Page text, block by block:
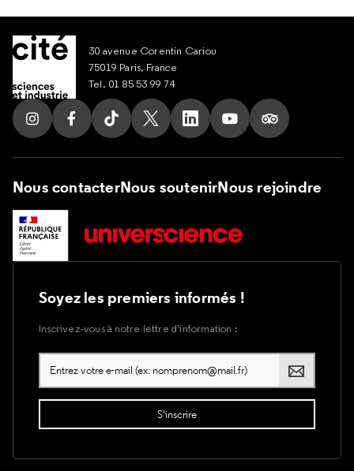
30 avenue Corentin Cariou
75019 Paris, France
Tel. 01 85 53 99 74
Suivez nous sur Instagram
Suivez nous sur Facebook
Suivez nous sur Tik Tok
Suivez nous sur X
Suivez nous sur LinkedIn
Suivez nous sur
Suivez nous
Nous contacterNous soutenirNous rejoindre
Soyez les premiers informés !
Inscrivez-vous à notre lettre d’information :